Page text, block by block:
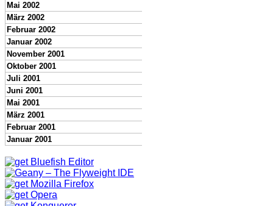
Mai 2002
März 2002
Februar 2002
Januar 2002
November 2001
Oktober 2001
Juli 2001
Juni 2001
Mai 2001
März 2001
Februar 2001
Januar 2001